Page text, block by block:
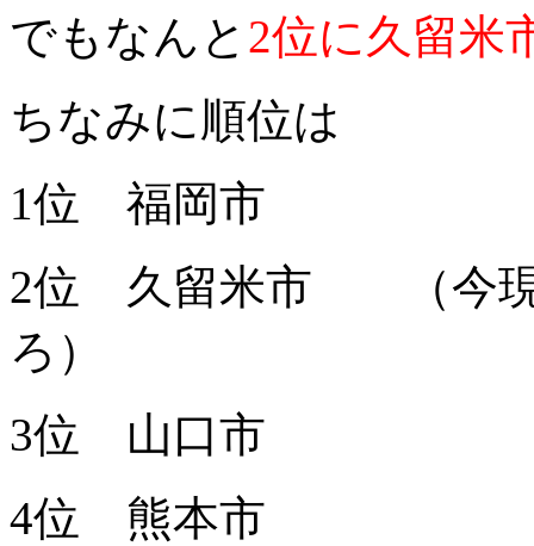
でもなんと 2位に久留米
ちなみに順位は
1位 福岡市
2位 久留米市 （今現
ろ）
3位 山口市
4位 熊本市